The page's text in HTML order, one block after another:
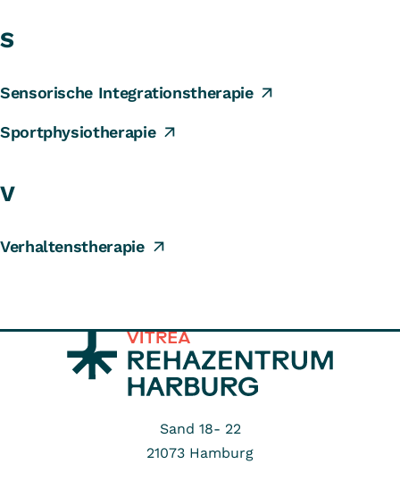
S
Sensorische Integrationstherapie
Sportphysiotherapie
V
Verhaltenstherapie
Sand 18- 22
21073 Hamburg